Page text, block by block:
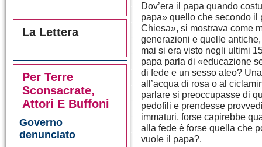
La Lettera
Per Terre
Sconsacrate,
Attori E Buffoni
Governo
denunciato
Dov’era il papa quando
papa» quello che secondo il
Chiesa», si mostrava come
generazioni e quelle
mai si era visto negli ultimi
papa parla di «educazione
di fede e un sesso ateo?
all’acqua di rosa o al
parlare si preoccupasse di
pedofili e prendesse
immaturi, forse capirebbe
alla fede è forse quella che
vuole il papa?.